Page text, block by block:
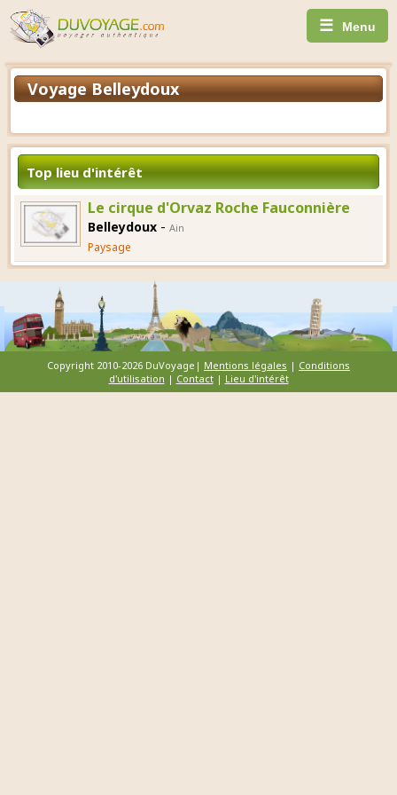
☰ Menu
Voyage Belleydoux
Top lieu d'intérêt
Le cirque d'Orvaz Roche Fauconnière
Belleydoux - Ain
Paysage
Copyright 2010-2026 DuVoyage| Mentions légales | Conditions
d'utilisation | Contact| Lieu d'intérêt